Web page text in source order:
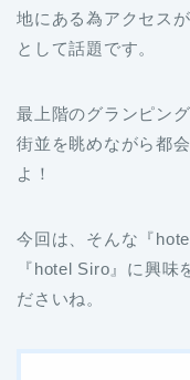
地にある為アクセス
として話題です。
最上階のグランピン
街並を眺めながら都
よ！
今回は、そんな『
『hotel Siro』に興味
ださいね。